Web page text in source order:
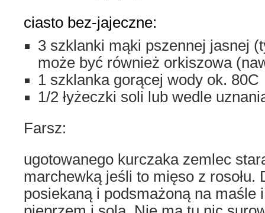
ciasto bez-jajeczne:
3 szklanki mąki pszennej jasnej
może być również orkiszowa
1 szklanka gorącej wody ok. 80C
1/2 łyżeczki soli lub wedle
Farsz:
ugotowanego kurczaka zemlec
marchewką jeśli to mięso z rosołu.
posiekaną i podsmażoną na maśle